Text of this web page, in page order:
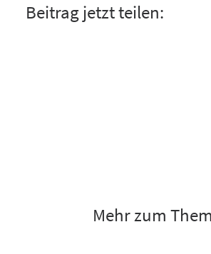
Beitrag jetzt teilen:
Mehr zum